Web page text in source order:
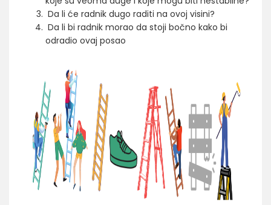
Da li će radnik dugo raditi na ovoj visini?
Da li bi radnik morao da stoji bočno kako bi
odradio ovaj posao